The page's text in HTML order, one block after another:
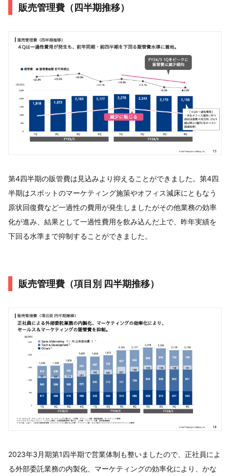
販売管理費（四半期推移）
第4四半期の販管費は見込みより抑えることができました。第4四
半期はスポットのマーケティング施策やオフィス減床にともなう
原状回復費など一過性の費用が発生しましたがその他業務の効率
化が進み、結果として一過性費用を飲み込んだ上で、昨年実績を
下回る水準まで抑制することができました。
販売管理費（項目別 四半期推移）
2023年3月期第1四半期で営業体制も整いましたので、正社員によ
る外部委託業務の内製化、マーケティングの効率化により、かな